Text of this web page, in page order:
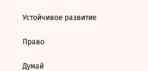
Устойчивое развитие
Право
Думай